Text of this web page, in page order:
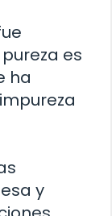
es
ha
y